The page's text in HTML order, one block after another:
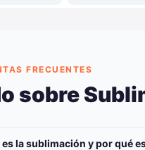
FRECUENTES
sobre
es la sublimación y por qué